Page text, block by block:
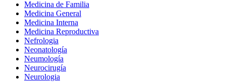
Medicina de Familia
Medicina General
Medicina Interna
Medicina Reproductiva
Nefrologia
Neonatología
Neumología
Neurocirugía
Neurologia